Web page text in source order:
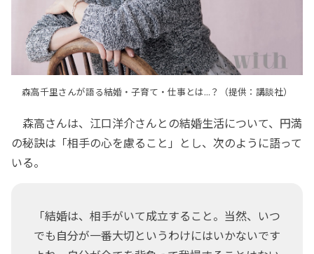
森高千里さんが語る結婚・子育て・仕事とは...？（提供：講談社）
森高さんは、江口洋介さんとの結婚生活について、円満
の秘訣は「相手の心を慮ること」とし、次のように語って
いる。
「結婚は、相手がいて成立すること。当然、いつ
でも自分が一番大切というわけにはいかないです